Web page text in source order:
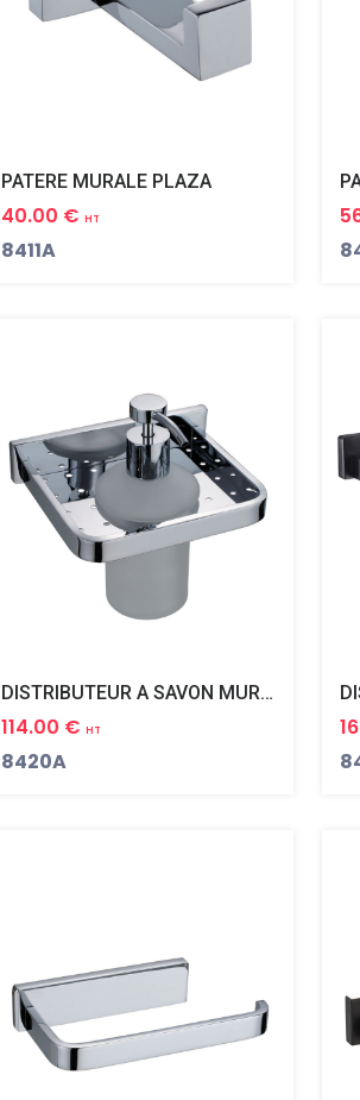
PATERE MURALE PLAZA
40.00 € HT
8411A
DISTRIBUTEUR A SAVON MURAL PLAZA
114.00 € HT
8420A